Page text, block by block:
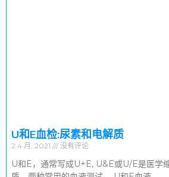
U和E血检:尿素和电解质
2 4 月, 2021 没有评论
U和E，通常写成U+E, U&E或U/E是医学